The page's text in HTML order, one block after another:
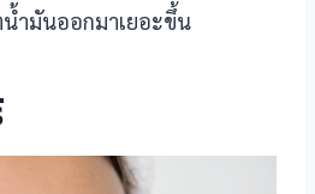
ำมันออกมาเยอะขึ้น